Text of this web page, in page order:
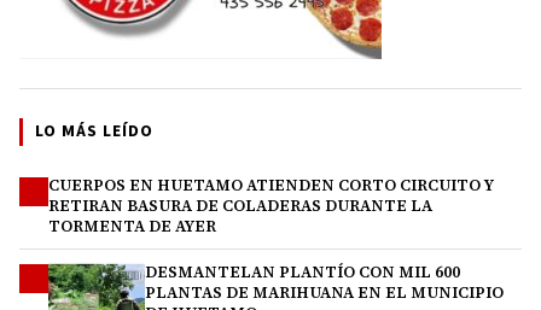
LO MÁS LEÍDO
CUERPOS EN HUETAMO ATIENDEN CORTO CIRCUITO Y
RETIRAN BASURA DE COLADERAS DURANTE LA
TORMENTA DE AYER
DESMANTELAN PLANTÍO CON MIL 600
PLANTAS DE MARIHUANA EN EL MUNICIPIO